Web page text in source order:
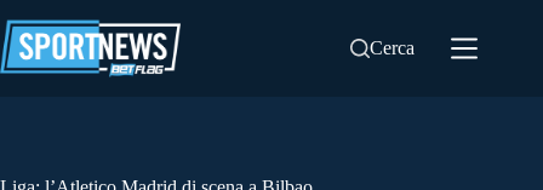
al
contenuto
Cerca